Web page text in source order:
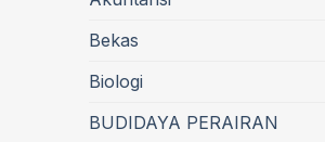
Bekas
Biologi
BUDIDAYA PERAIRAN